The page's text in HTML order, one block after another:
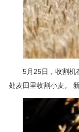
5月25日，收割机
处麦田里收割小麦。